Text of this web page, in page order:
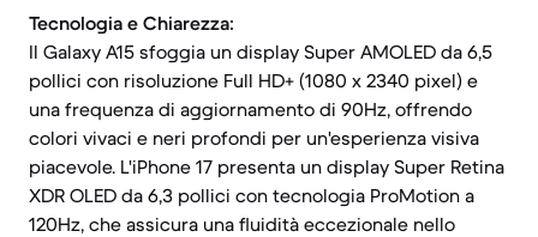
Tecnologia e Chiarezza:
Il Galaxy A15 sfoggia un display Super AMOLED da 6,5
pollici con risoluzione Full HD+ (1080 x 2340 pixel) e
una frequenza di aggiornamento di 90Hz, offrendo
colori vivaci e neri profondi per un'esperienza visiva
piacevole. L'iPhone 17 presenta un display Super Retina
XDR OLED da 6,3 pollici con tecnologia ProMotion a
120Hz, che assicura una fluidità eccezionale nello